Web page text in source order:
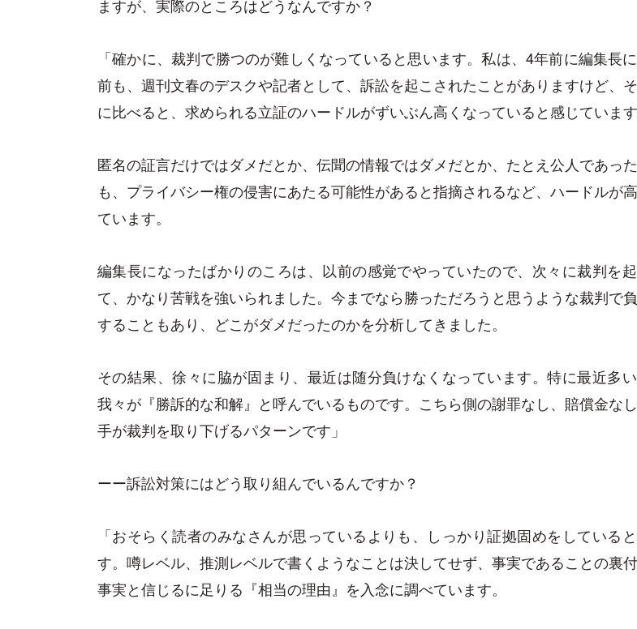
ますが、実際のところはどうなんですか？
「確かに、裁判で勝つのが難しくなっていると思います。私は、4年前に編集長
前も、週刊文春のデスクや記者として、訴訟を起こされたことがありますけど、
に比べると、求められる立証のハードルがずいぶん高くなっていると感じています
匿名の証言だけではダメだとか、伝聞の情報ではダメだとか、たとえ公人であっ
も、プライバシー権の侵害にあたる可能性があると指摘されるなど、ハードルが
ています。
編集長になったばかりのころは、以前の感覚でやっていたので、次々に裁判を
て、かなり苦戦を強いられました。今までなら勝っただろうと思うような裁判で
することもあり、どこがダメだったのかを分析してきました。
その結果、徐々に脇が固まり、最近は随分負けなくなっています。特に最近多い
我々が『勝訴的な和解』と呼んでいるものです。こちら側の謝罪なし、賠償金な
手が裁判を取り下げるパターンです」
ーー訴訟対策にはどう取り組んでいるんですか？
「おそらく読者のみなさんが思っているよりも、しっかり証拠固めをしている
す。噂レベル、推測レベルで書くようなことは決してせず、事実であることの裏付
事実と信じるに足りる『相当の理由』を入念に調べています。